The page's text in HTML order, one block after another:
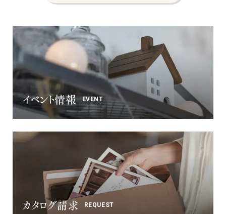
イベント情報 EVENT
カタログ請求 REQUEST